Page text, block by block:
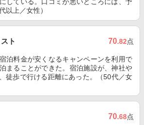
以上／女性）
ト 70.82点
泊料金が安くなるキャンペーンを利用で
まることができた。宿泊施設が、神社や
徒歩で行ける距離にあった。（50代／女
70.68点